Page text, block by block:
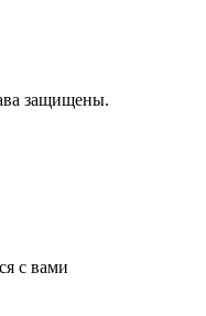
защищены.
с вами